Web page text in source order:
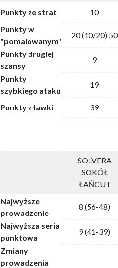
Punkty ze strat 10
Punkty w
"pomalowanym"
20 (10/20) 50
Punkty drugiej
szansy
9
Punkty
szybkiego ataku
19
Punkty z ławki 39
SOLVERA
SOKÓŁ
ŁAŃCUT
Najwyższe
prowadzenie
8 (56-48)
Najwyższa seria
punktowa
9 (41-39)
Zmiany
prowadzenia